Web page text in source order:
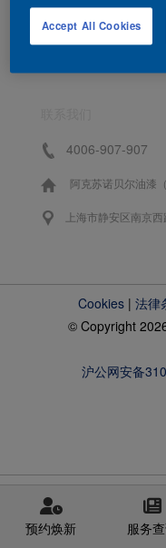
4006-907-907
阿克苏诺贝尔油漆
上海市静安区南京
Cookies |法律
© Copyright
沪公网安备
预约焕新 服务
Accept All Cookies